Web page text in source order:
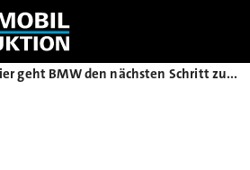
Hier geht BMW den nächsten Schritt zur Neuen Klasse